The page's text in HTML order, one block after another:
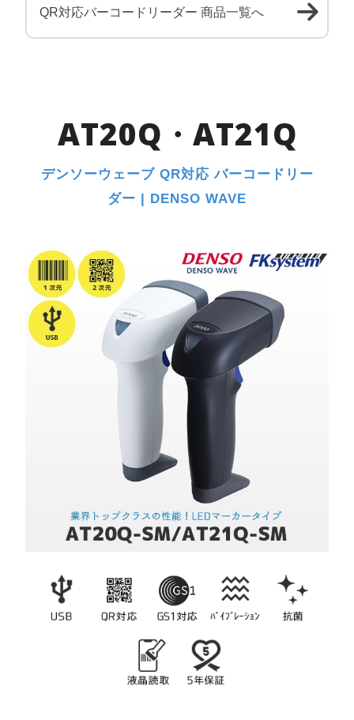
QR対応バーコードリーダー 商品一覧へ
AT20Q・AT21Q
デンソーウェーブ QR対応 バーコードリー
ダー | DENSO WAVE